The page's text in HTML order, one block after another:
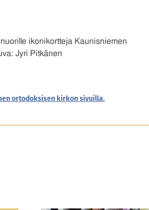
ikonikortteja Kaunisniemen
Jyri Pitkänen
ortodoksisen kirkon sivuilla.